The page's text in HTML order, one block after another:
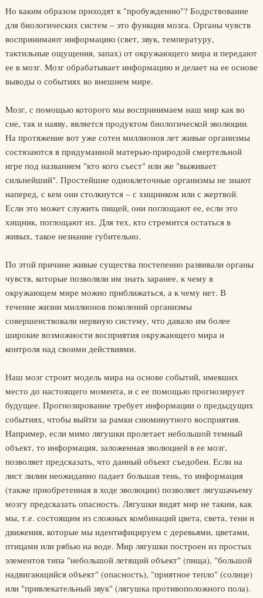
Но каким образом приходят к "пробуждению"? Бодрствование
для биологических систем – это функция мозга. Органы чувств
воспринимают информацию (свет, звук, температуру,
тактильные ощущения, запах) от окружающего мира и передают
ее в мозг. Мозг обрабатывает информацию и делает на ее основе
выводы о событиях во внешнем мире.
Мозг, с помощью которого мы воспринимаем наш мир как во
сне, так и наяву, является продуктом биологической эволюции.
На протяжение вот уже сотен миллионов лет живые организмы
состязаются в придуманной матерью-природой смертельной
игре под названием "кто кого съест" или же "выживает
сильнейший". Простейшие одноклеточные организмы не знают
наперед, с кем они столкнутся – с хищником или с жертвой.
Если это может служить пищей, они поглощают ее, если это
хищник, поглощают их. Для тех, кто стремится остаться в
живых, такое незнание губительно.
По этой причине живые существа постепенно развивали органы
чувств, которые позволяли им знать заранее, к чему в
окружающем мире можно приближаться, а к чему нет. В
течение жизни миллионов поколений организмы
совершенствовали нервную систему, что давало им более
широкие возможности восприятия окружающего мира и
контроля над своими действиями.
Наш мозг строит модель мира на основе событий, имевших
место до настоящего момента, и с ее помощью прогнозирует
будущее. Прогнозирование требует информации о предыдущих
событиях, чтобы выйти за рамки сиюминутного восприятия.
Например, если мимо лягушки пролетает небольшой темный
объект, то информация, заложенная эволюцией в ее мозг,
позволяет предсказать, что данный объект съедобен. Если на
лист лилии неожиданно падает большая тень, то информация
(также приобретенная в ходе эволюции) позволяет лягушачьему
мозгу предсказать опасность. Лягушки видят мир не таким, как
мы, т.е. состоящим из сложных комбинаций цвета, света, тени и
движения, которые мы идентифицируем с деревьями, цветами,
птицами или рябью на воде. Мир лягушки построен из простых
элементов типа "небольшой летящий объект" (пища), "большой
надвигающийся объект" (опасность), "приятное тепло" (солнце)
или "привлекательный звук" (лягушка противоположного пола).